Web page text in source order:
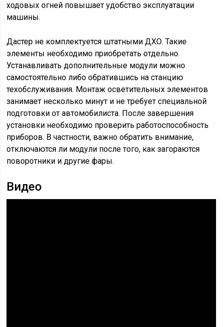
ходовых огней повышает удобство эксплуатации
машины.
Дастер не комплектуется штатными ДХО. Такие
элементы необходимо приобретать отдельно.
Устанавливать дополнительные модули можно
самостоятельно либо обратившись на станцию
техобслуживания. Монтаж осветительных элементов
занимает несколько минут и не требует специальной
подготовки от автомобилиста. После завершения
установки необходимо проверить работоспособность
приборов. В частности, важно обратить внимание,
отключаются ли модули после того, как загораются
поворотники и другие фары.
Видео